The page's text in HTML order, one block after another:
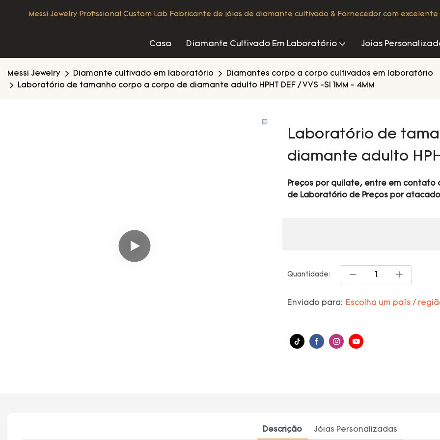
Messi Jewelry Profissional Custom Lab Fabricante de jóias de diamante cultivado & Fornecedor com excelente
Casa Diamante Cultivado Em Laboratório Joias
Messi Jewelry Diamante cultivado em laboratório
Diamantes corpo a corpo cultivados em laboratório
Laboratório de tamanho corpo a corpo de diamante adulto HPHT DEF / VVS -SI 1MM - 4MM
Laboratório de
diamante adulto
Preços por quilate, entre em contato
de Laboratório de Preços por
Quantidade:
Enviado para: Escolha um país /
Descrição Jóias Personalizadas